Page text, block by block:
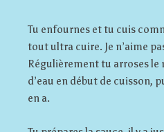
Tu enfournes et tu cuis
tout ultra cuire. Je n’aime
Régulièrement tu arroses le
d’eau en début de cuisson,
en a.